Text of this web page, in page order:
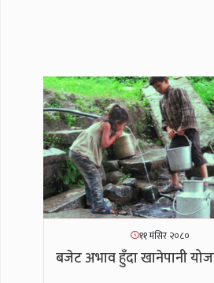
११ मंसिर २०८०
बजेट अभाव हुँदा खानेपानी